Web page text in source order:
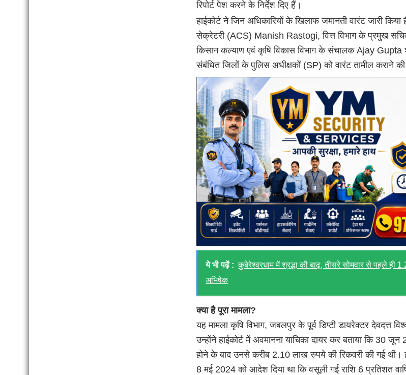
रिपोर्ट पेश करने के निर्देश दिए हैं।
हाईकोर्ट ने जिन अधिकारियों के खिलाफ जमानती वारंट जारी
सेक्रेटरी (ACS) Manish Rastogi, वित्त विभाग के प्रमुख
किसान कल्याण एवं कृषि विकास विभाग के संचालक Ajay Gupta
संबंधित जिलों के पुलिस अधीक्षकों (SP) को वारंट तामील कराने की
ये भी पढ़ें : कुबेरेश्वरधाम में श्रद्धा की बाढ़, तीसरे सोमवार से पहले ही
अभिषेक
क्या है पूरा मामला?
यह मामला कृषि विभाग, जबलपुर के पूर्व डिप्टी डायरेक्टर देवदत्त
उन्होंने हाईकोर्ट में अवमानना याचिका दायर कर बताया कि 30 जून
होने के बाद उनसे करीब 2.10 लाख रुपये की रिकवरी की गई थी।
8 मई 2024 को आदेश दिया था कि वसूली गई राशि 6 प्रतिशत